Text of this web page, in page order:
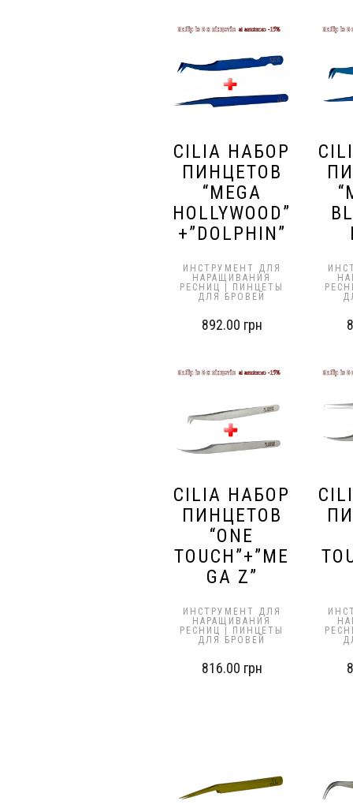
CILIA НАБОР
ПИНЦЕТОВ
“MEGA
HOLLYWOOD”
+”DOLPHIN”
ИНСТРУМЕНТ ДЛЯ
НАРАЩИВАНИЯ
РЕСНИЦ | ПИНЦЕТЫ
ДЛЯ БРОВЕЙ
892.00 грн
CILIA НАБОР
ПИНЦЕТОВ
“ONE
TOUCH”+”ME
GA Z”
ИНСТРУМЕНТ ДЛЯ
НАРАЩИВАНИЯ
РЕСНИЦ | ПИНЦЕТЫ
ДЛЯ БРОВЕЙ
816.00 грн